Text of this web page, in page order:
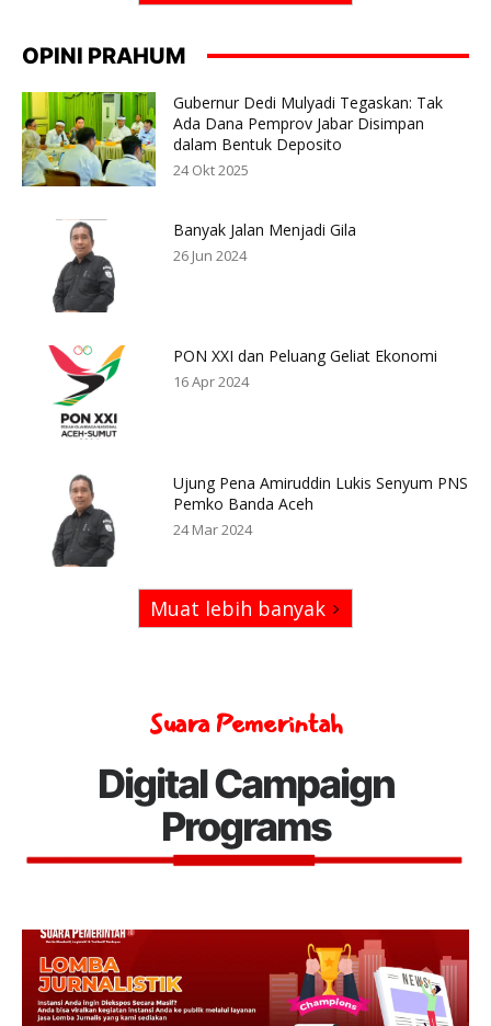
OPINI PRAHUM
Gubernur Dedi Mulyadi Tegaskan: Tak
Ada Dana Pemprov Jabar Disimpan
dalam Bentuk Deposito
24 Okt 2025
Banyak Jalan Menjadi Gila
26 Jun 2024
PON XXI dan Peluang Geliat Ekonomi
16 Apr 2024
Ujung Pena Amiruddin Lukis Senyum PNS
Pemko Banda Aceh
24 Mar 2024
Muat lebih banyak
Suara Pemerintah
Digital Campaign
Programs